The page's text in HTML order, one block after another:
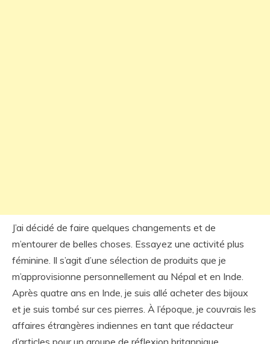
J’ai décidé de faire quelques changements et de
m’entourer de belles choses. Essayez une activité plus
féminine. Il s’agit d’une sélection de produits que je
m’approvisionne personnellement au Népal et en Inde.
Après quatre ans en Inde, je suis allé acheter des bijoux
et je suis tombé sur ces pierres. À l’époque, je couvrais les
affaires étrangères indiennes en tant que rédacteur
d’articles pour un groupe de réflexion britannique.